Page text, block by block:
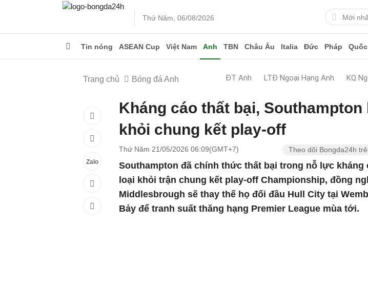
Thứ Năm, 06/08/2026 Mới
Tin nóng ASEAN Cup Việt Nam Anh TBN Châu Âu Italia Đức Pháp
Trang chủ Bóng đá Anh ĐT Anh LTĐ Ngoại Hạng Anh KQ
Zalo
Kháng cáo thất bại, Southampton
khỏi chung kết play-off
Thứ Năm 21/05/2026 06:09(GMT+7) Theo dõi Bongda24h
Southampton đã chính thức thất bại trong nỗ lực kháng
loại khỏi trận chung kết play-off Championship, đồng
Middlesbrough sẽ thay thế họ đối đầu Hull City tại
Bảy để tranh suất thăng hạng Premier League mùa tới.